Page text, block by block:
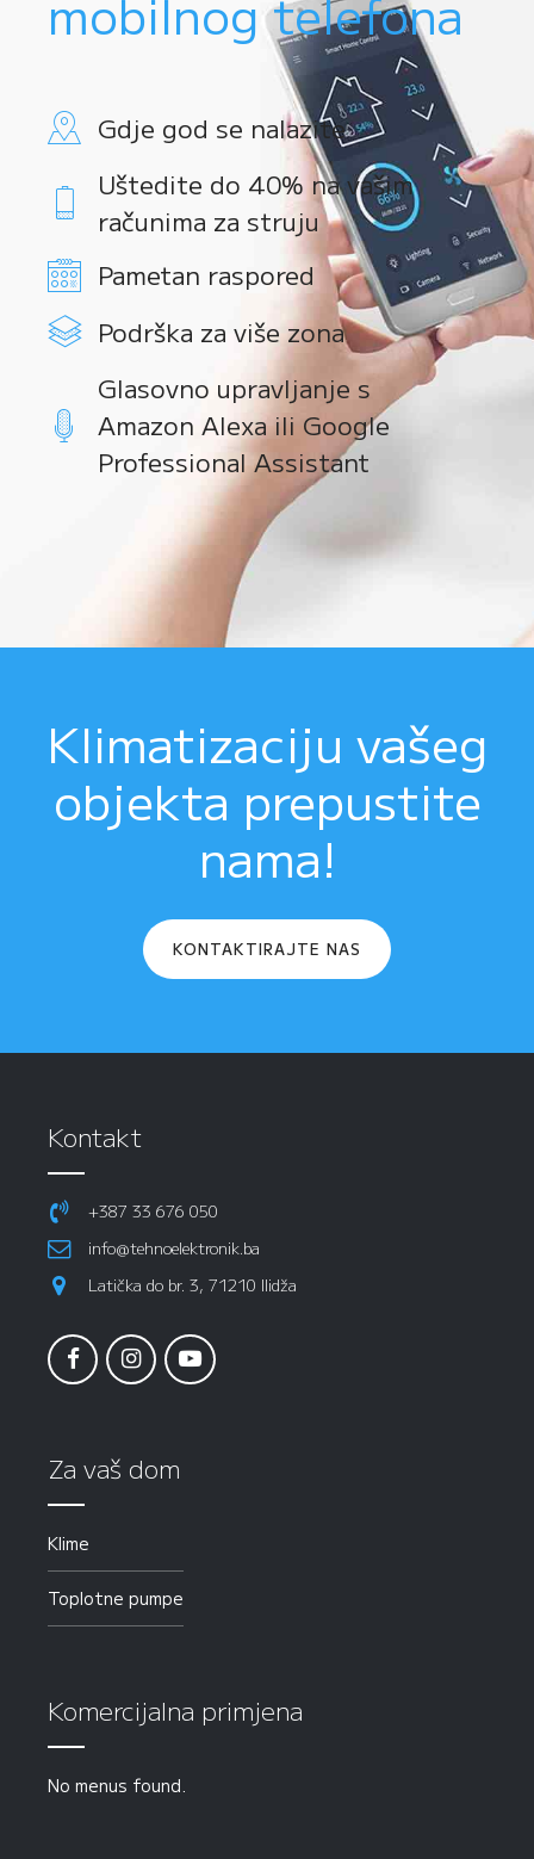
mobilnog telefona
Gdje god se nalazite
Uštedite do 40% na vašim
računima za struju
Pametan raspored
Podrška za više zona
Glasovno upravljanje s
Amazon Alexa ili Google
Professional Assistant
Klimatizaciju vašeg
objekta prepustite
nama!
KONTAKTIRAJTE NAS
Kontakt
+387 33 676 050
info@tehnoelektronik.ba
Latička do br. 3, 71210 Ilidža
Za vaš dom
Klime
Toplotne pumpe
Komercijalna primjena
No menus found.